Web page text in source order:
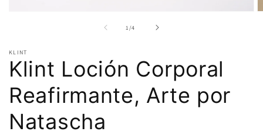
en
una
ventana
modal
1 /
de4
KLINT
Klint Loción Corporal
Reafirmante, Arte por
Natascha